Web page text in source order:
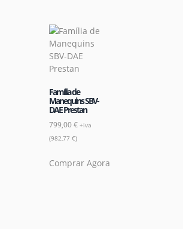
Família de
Manequins SBV-
DAE Prestan
799,00€ +iva
(982,77 €)
Comprar Agora